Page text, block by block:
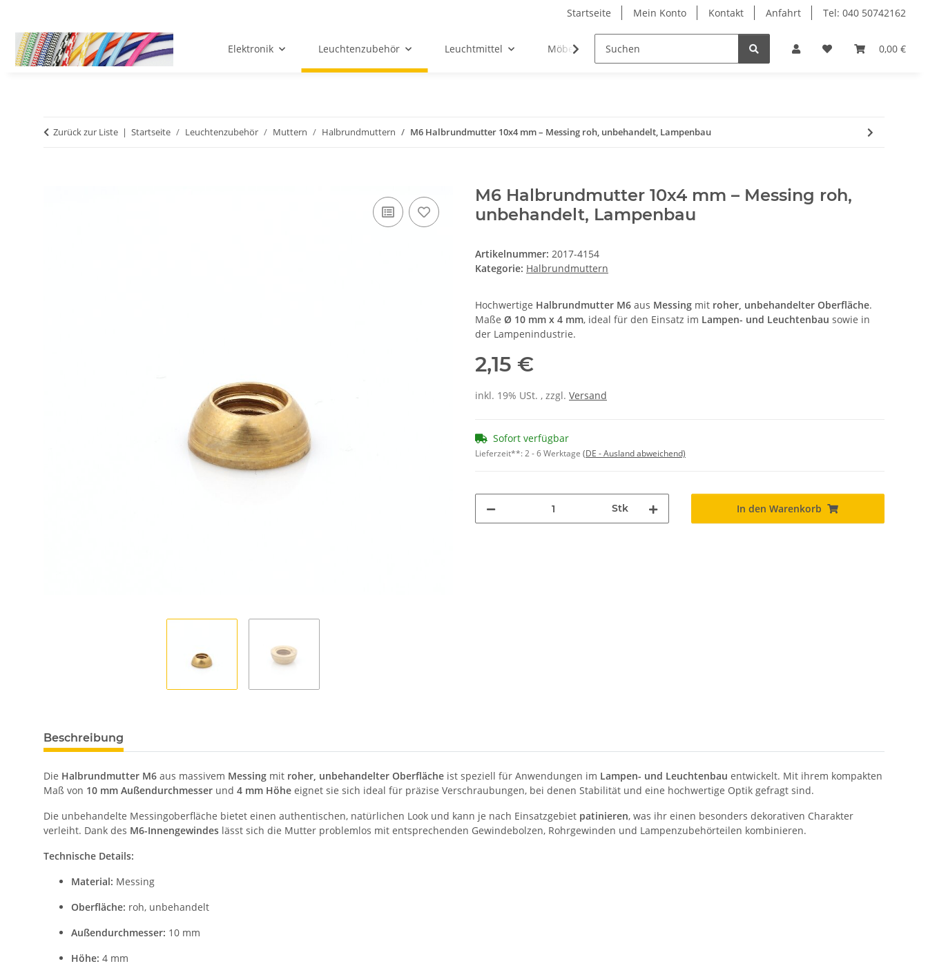
Startseite Mein Konto Kontakt Anfahrt Tel: 040 50742162
0,00 €
Elektronik Leuchtenzubehör Leuchtmittel Möbel-Ersatzteile
Zurück zur Liste Startseite Leuchtenzubehör Muttern Halbrundmuttern M6 Halbrundmutter 10x4 mm – Messing roh, unbehandelt, Lampenbau
M6 Halbrundmutter 10x4 mm – Messing roh,
unbehandelt, Lampenbau
Artikelnummer: 2017-4154
Kategorie: Halbrundmuttern
Hochwertige Halbrundmutter M6 aus Messing mit roher, unbehandelter Oberfläche.
Maße Ø 10 mm x 4 mm, ideal für den Einsatz im Lampen- und Leuchtenbau sowie in
der Lampenindustrie.
2,15 €
inkl. 19% USt. , zzgl. Versand
Sofort verfügbar
Lieferzeit**:2 - 6 Werktage (DE - Ausland abweichend)
Stk In den Warenkorb
Beschreibung
Die Halbrundmutter M6 aus massivem Messing mit roher, unbehandelter Oberfläche ist speziell für Anwendungen im Lampen- und Leuchtenbau entwickelt. Mit ihrem kompakten
Maß von 10 mm Außendurchmesser und 4 mm Höhe eignet sie sich ideal für präzise Verschraubungen, bei denen Stabilität und eine hochwertige Optik gefragt sind.
Die unbehandelte Messingoberfläche bietet einen authentischen, natürlichen Look und kann je nach Einsatzgebiet patinieren, was ihr einen besonders dekorativen Charakter
verleiht. Dank des M6-Innengewindes lässt sich die Mutter problemlos mit entsprechenden Gewindebolzen, Rohrgewinden und Lampenzubehörteilen kombinieren.
Technische Details:
Material: Messing
Oberfläche: roh, unbehandelt
Außendurchmesser: 10 mm
Höhe: 4 mm